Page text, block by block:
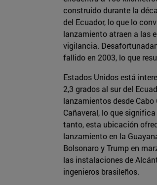
construido durante la
del Ecuador, lo que lo
lanzamiento atraen a las
vigilancia.
fallido en 2003, lo que
Estados Unidos está
2,3 grados al sur del
lanzamientos desde
Cañaveral, lo que
tanto, esta ubicación
lanzamiento en la
Bolsonaro y Trump en
las instalaciones de
ingenieros brasileños.